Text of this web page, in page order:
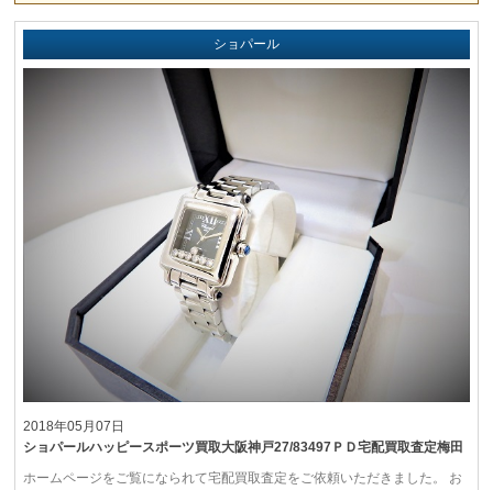
ショパール
2018年05月07日
ショパールハッピースポーツ買取大阪神戸27/83497ＰＤ宅配買取査定梅田
ホームページをご覧になられて宅配買取査定をご依頼いただきました。 お